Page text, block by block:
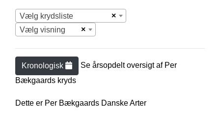
×
Vælg krydsliste
×
Vælg visning
Kronologisk Se årsopdelt oversigt af Per
Bækgaards kryds
Dette er Per Bækgaards Danske Arter